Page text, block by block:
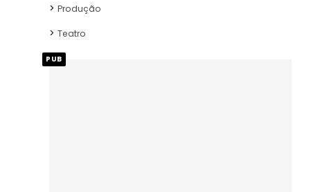
Produção
Teatro
PUB